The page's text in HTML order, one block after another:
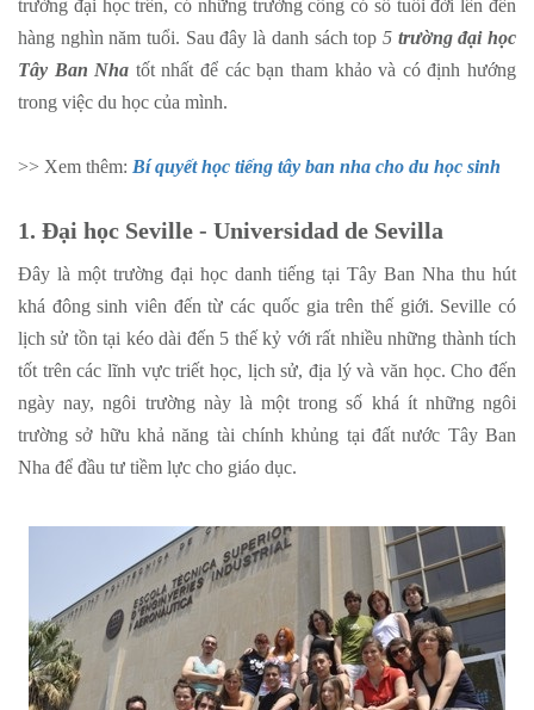
trường đại học trên, có những trường công có số tuổi đời lên đến
hàng nghìn năm tuổi. Sau đây là danh sách top 5 trường đại học
Tây Ban Nha tốt nhất để các bạn tham khảo và có định hướng
trong việc du học của mình.
>> Xem thêm: Bí quyết học tiếng tây ban nha cho du học sinh
1. Đại học Seville - Universidad de Sevilla
Đây là một trường đại học danh tiếng tại Tây Ban Nha thu hút
khá đông sinh viên đến từ các quốc gia trên thế giới. Seville có
lịch sử tồn tại kéo dài đến 5 thế kỷ với rất nhiều những thành tích
tốt trên các lĩnh vực triết học, lịch sử, địa lý và văn học. Cho đến
ngày nay, ngôi trường này là một trong số khá ít những ngôi
trường sở hữu khả năng tài chính khủng tại đất nước Tây Ban
Nha để đầu tư tiềm lực cho giáo dục.